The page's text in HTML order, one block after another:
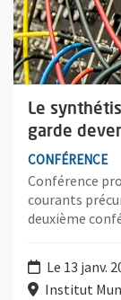
Le
garde
CONFÉRENCE
Conférence
courants
deuxième
Le 13 janv.
Institut